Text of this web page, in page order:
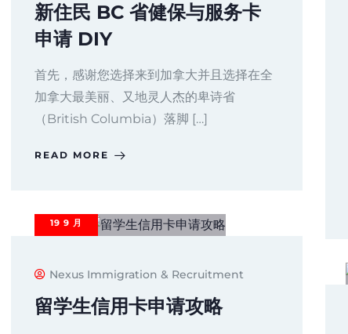
新住民 BC 省健保与服务卡
申请 DIY
首先，感谢您选择来到加拿大并且选择在全
加拿大最美丽、又地灵人杰的卑诗省
（British Columbia）落脚 […]
READ MORE
19 9 月
Nexus Immigration & Recruitment
留学生信用卡申请攻略